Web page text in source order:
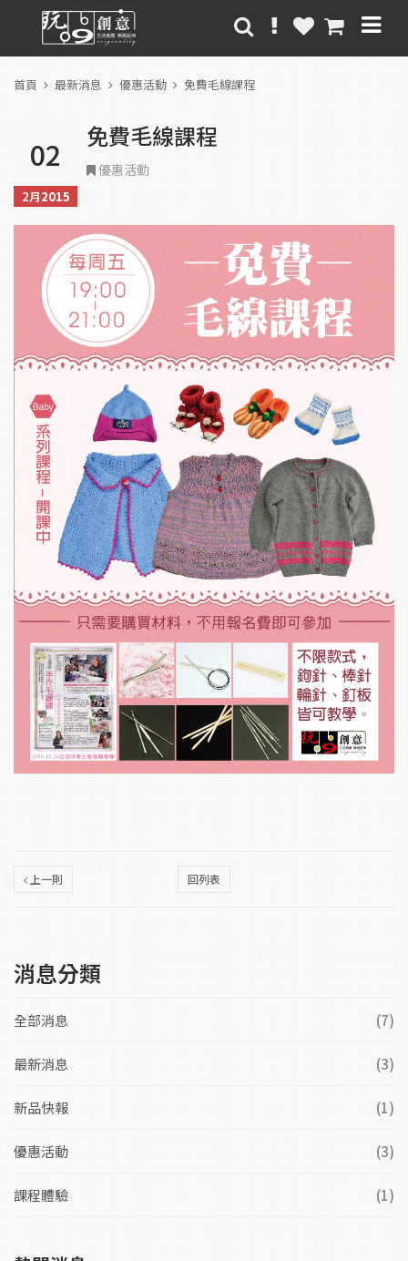
首頁 最新消息 優惠活動 免費毛線課程
02
2月2015
免費毛線課程
優惠活動
上一則 回列表
消息分類
全部消息 (7)
最新消息 (3)
新品快報 (1)
優惠活動 (3)
課程體驗 (1)